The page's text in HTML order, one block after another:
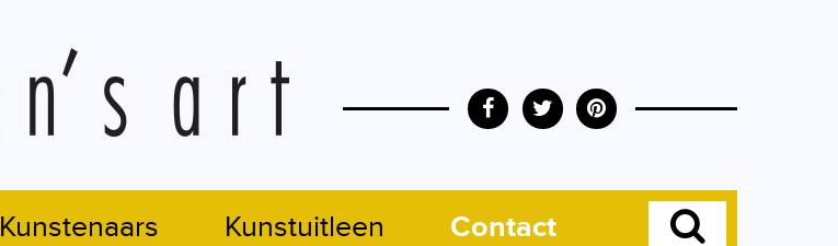
Kunstenaars Kunstuitleen Contact